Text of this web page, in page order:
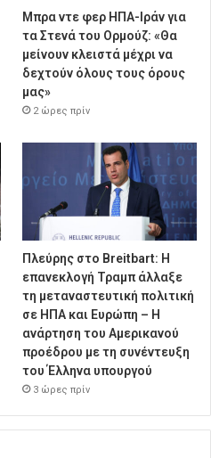
Μπρα ντε φερ ΗΠΑ-Ιράν για
τα Στενά του Ορμούζ: «Θα
μείνουν κλειστά μέχρι να
δεχτούν όλους τους όρους
μας»
2 ώρες πρίν
Πλεύρης στο Breitbart: Η
επανεκλογή Τραμπ άλλαξε
τη μεταναστευτική πολιτική
σε ΗΠΑ και Ευρώπη – Η
ανάρτηση του Αμερικανού
προέδρου με τη συνέντευξη
του Έλληνα υπουργού
3 ώρες πρίν